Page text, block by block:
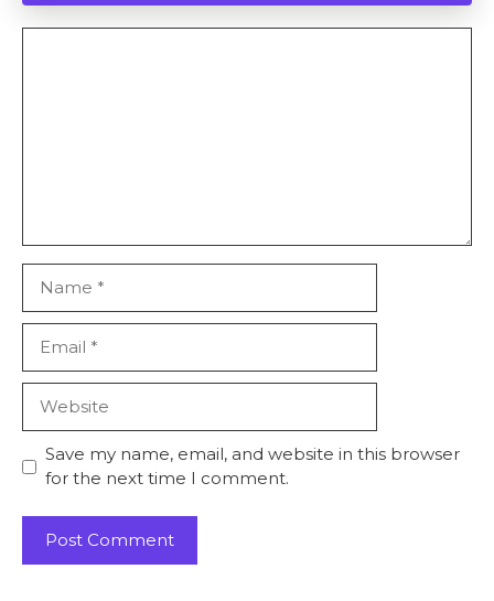
Save my name, email, and website in this browser
for the next time I comment.